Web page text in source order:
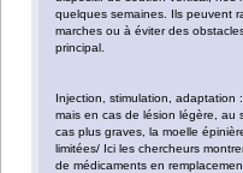
quelques semaines. Ils peuvent
marches ou à éviter des
principal.
Injection, stimulation, adaptation
mais en cas de lésion légère, au
cas plus graves, la moelle
limitées/ Ici les chercheurs
de médicaments en